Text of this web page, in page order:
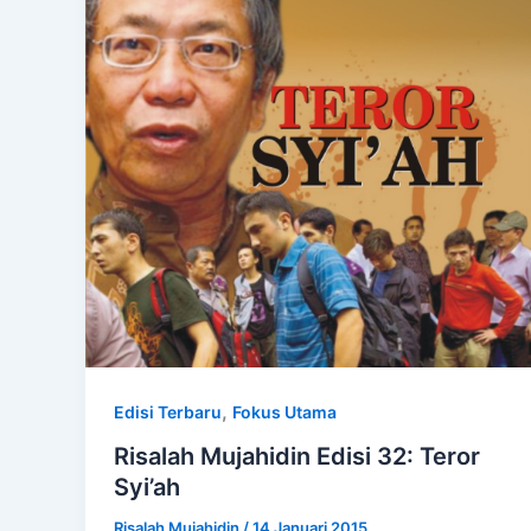
Edisi Terbaru, Fokus Utama
Risalah Mujahidin Edisi 32: Teror
Syi’ah